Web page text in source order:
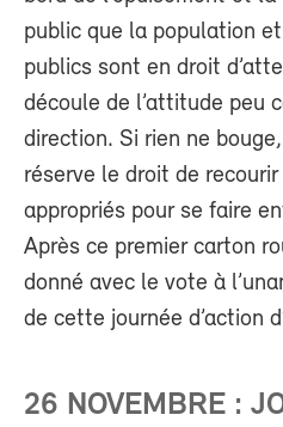
public que la population et
publics sont en droit
découle de l’attitude peu
direction. Si rien ne
réserve le droit de
appropriés pour se faire
Après ce premier carton
donné avec le vote à
de cette journée d’action
26 NOVEMBRE :